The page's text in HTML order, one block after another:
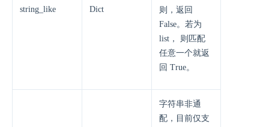
string_like Dict
则，返回
False。若为
list， 则匹配
任意一个就返
回 True。
字符串非通
配，目前仅支